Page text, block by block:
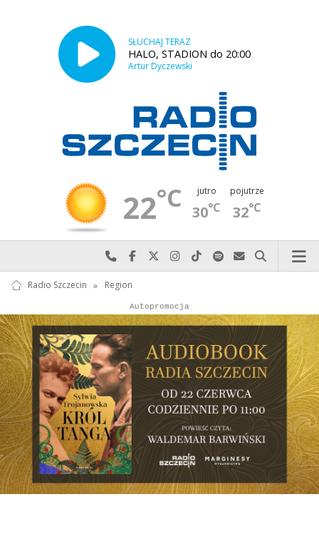
SŁUCHAJ TERAZ
HALO, STADION do 20:00
Artur Dyczewski
22°C jutro
30°C
pojutrze
32°C
Najlepiej po prostu do nas zadzwoń
Odwiedź nas na Facebook-u
Odwiedź nas na X
Odwiedź nas na Instagram-ie
Odwiedź nas na TikTok-u
Szukaj nas na Spotify
Wyślij do nas
Szukaj
Radio Szczecin » Region
Reklama
Autopromocja